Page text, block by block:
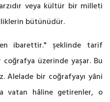
veya kültür bir milleti
bütünüdür.
ibarettir." şeklinde tarif
üzerinde yaşar. Bu
Alelade bir coğrafyayı yâni
vatan hâline getirenler, o